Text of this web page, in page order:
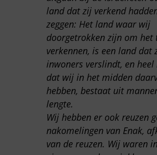
land dat zij verkend
zeggen: Het land waar wij
doorgetrokken zijn om het
verkennen, is een land dat
inwoners verslindt, en heel
dat wij in het midden
hebben, bestaat uit
lengte.
Wij hebben er ook reuzen
nakomelingen van Enak,
van de reuzen. Wij waren